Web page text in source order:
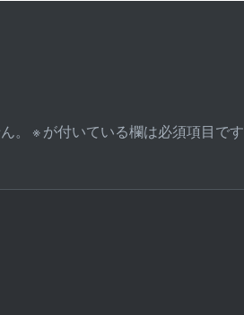
。 ※ が付いている欄は必須項目です